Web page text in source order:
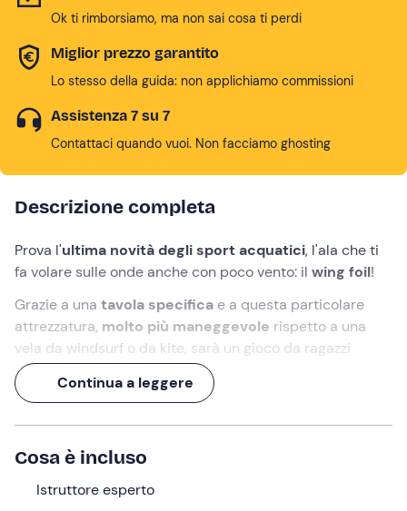
Ok ti rimborsiamo, ma non sai cosa ti perdi
Miglior prezzo garantito
Lo stesso della guida: non applichiamo commissioni
Assistenza 7 su 7
Contattaci quando vuoi. Non facciamo ghosting
Descrizione completa
Prova l'ultima novità degli sport acquatici, l'ala che ti
fa volare sulle onde anche con poco vento: il wing foil!
Grazie a una tavola specifica e a questa particolare
attrezzatura, molto più maneggevole rispetto a una
vela da windsurf o da kite, sarà un gioco da ragazzi
imparare asurfare sulle onde
Insieme a unistruttore esperto
individuale da 1 oraper prendere confidenza con ilwing
, anche se parti da zero. Vieni a provarlo a
Sardo!
Cosa faremo
Continua a leggere
Cosa è incluso
Istruttore esperto